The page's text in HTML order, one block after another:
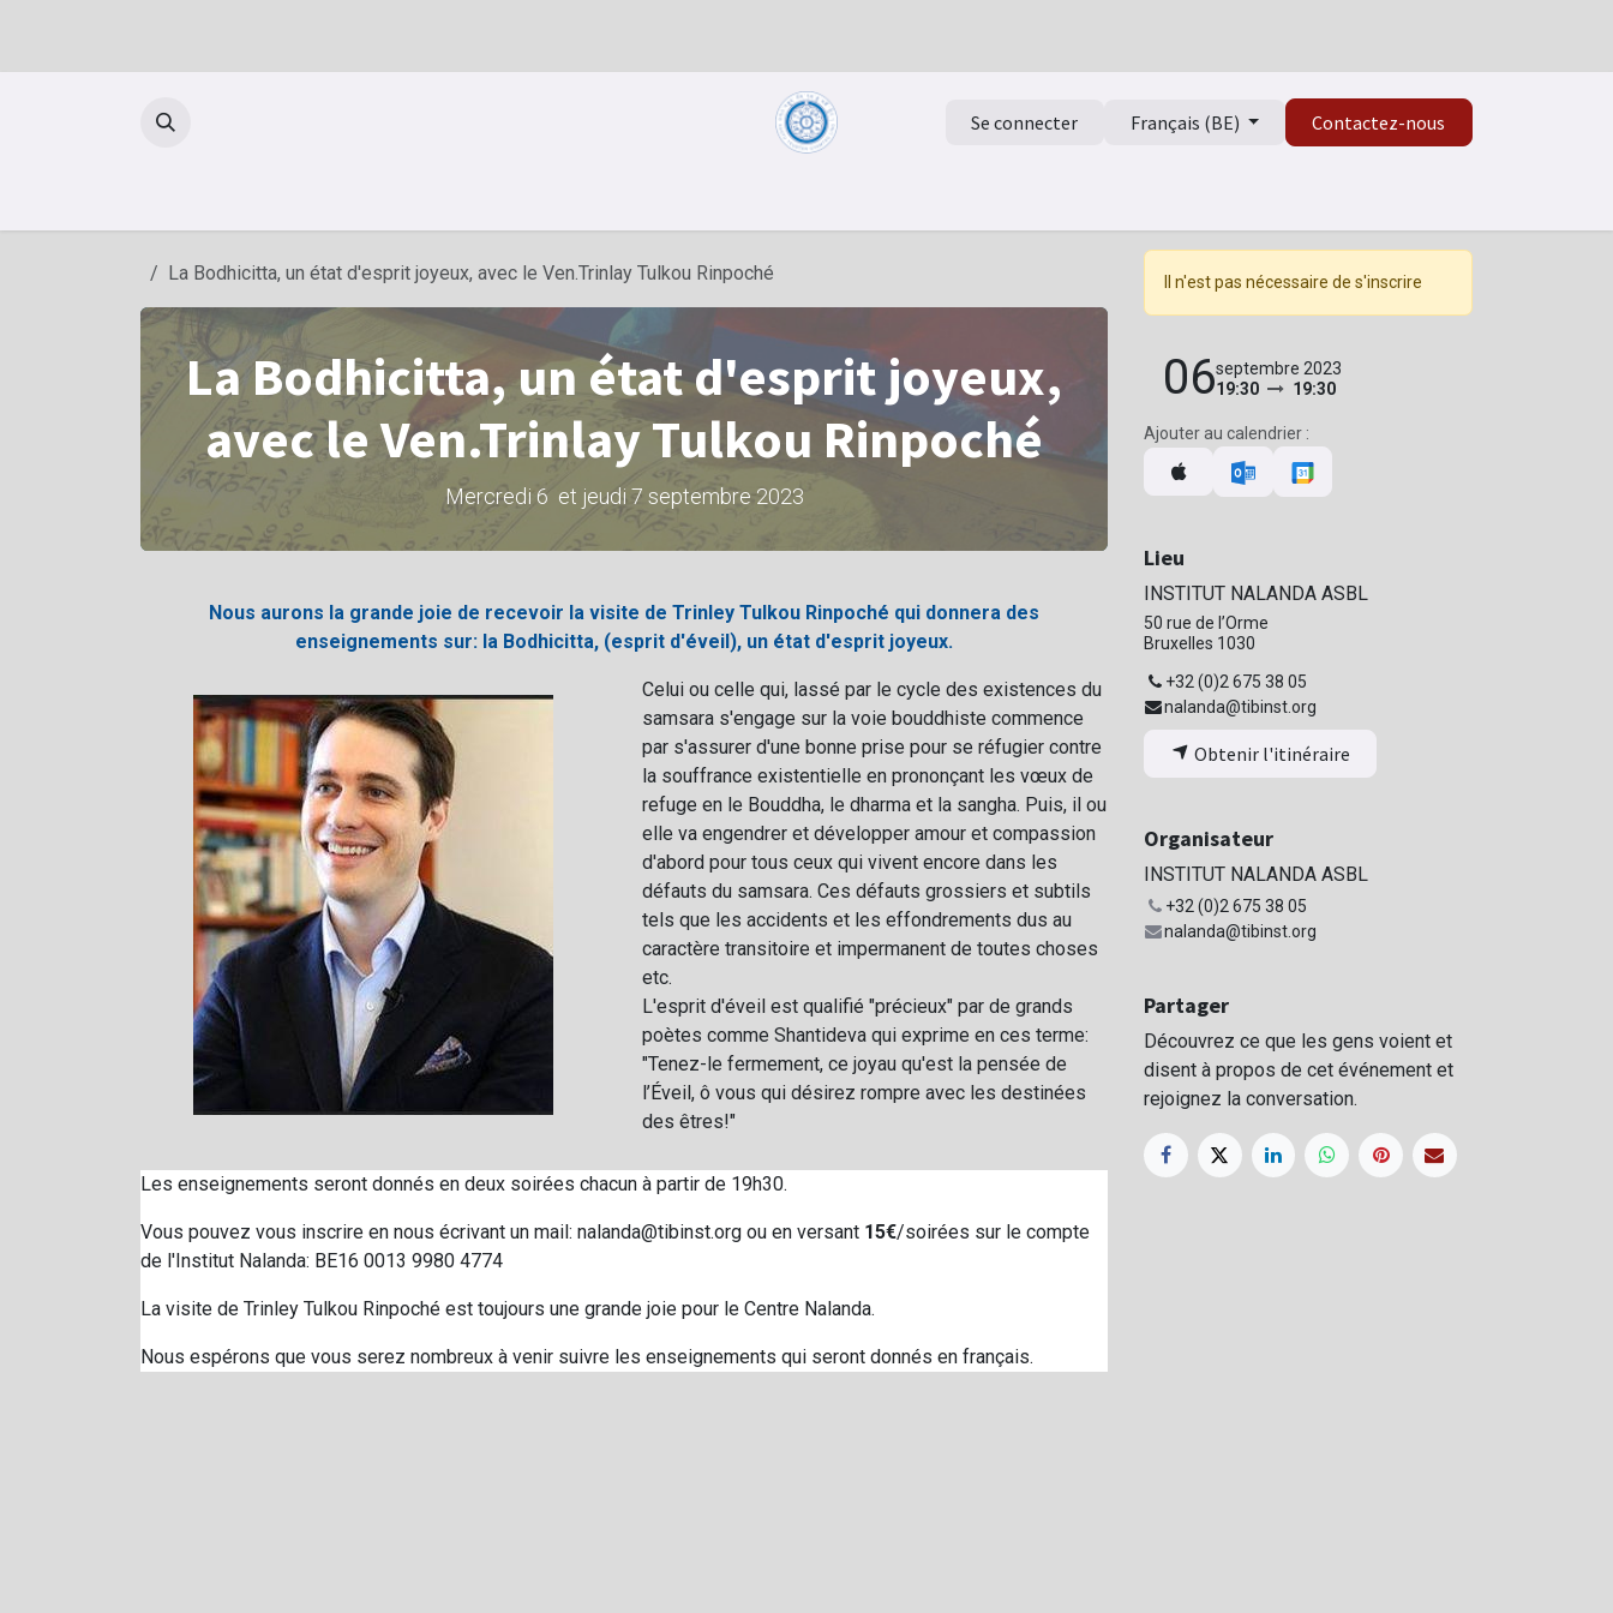
Se connecter
Français (BE) Contactez-nous
La Bodhicitta, un état d'esprit joyeux, avec le Ven.Trinlay Tulkou Rinpoché
La Bodhicitta, un état d'esprit joyeux,
avec le Ven.Trinlay Tulkou Rinpoché
Mercredi 6 et jeudi 7 septembre 2023
Nous aurons la grande joie de recevoir la visite de Trinley Tulkou Rinpoché qui donnera des
enseignements sur: la Bodhicitta, (esprit d'éveil), un état d'esprit joyeux.
Celui ou celle qui, lassé par le cycle des existences du
samsara s'engage sur la voie bouddhiste commence
par s'assurer d'une bonne prise pour se réfugier contre
la souffrance existentielle en prononçant les vœux de
refuge en le Bouddha, le dharma et la sangha. Puis, il ou
elle va engendrer et développer amour et compassion
d'abord pour tous ceux qui vivent encore dans les
défauts du samsara. Ces défauts grossiers et subtils
tels que les accidents et les effondrements dus au
caractère transitoire et impermanent de toutes choses
etc.
L'esprit d'éveil est qualifié "précieux" par de grands
poètes comme Shantideva qui exprime en ces terme:
"Tenez-le fermement, ce joyau qu'est la pensée de
l’Éveil, ô vous qui désirez rompre avec les destinées
des êtres!"
Les enseignements seront donnés en deux soirées chacun à partir de 19h30.
Vous pouvez vous inscrire en nous écrivant un mail: nalanda@tibinst.org ou en versant 15€/soirées sur le compte
de l'Institut Nalanda: BE16 0013 9980 4774
La visite de Trinley Tulkou Rinpoché est toujours une grande joie pour le Centre Nalanda.
Nous espérons que vous serez nombreux à venir suivre les enseignements qui seront donnés en français.
Il n'est pas nécessaire de s'inscrire
06septembre 2023
19:30
19:30
Ajouter au calendrier :
Lieu
INSTITUT NALANDA ASBL
50 rue de l’Orme
Bruxelles 1030
+32 (0)2 675 38 05
nalanda@tibinst.org
Obtenir l'itinéraire
Organisateur
INSTITUT NALANDA ASBL
+32 (0)2 675 38 05
nalanda@tibinst.org
Partager
Découvrez ce que les gens voient et
disent à propos de cet événement et
rejoignez la conversation.